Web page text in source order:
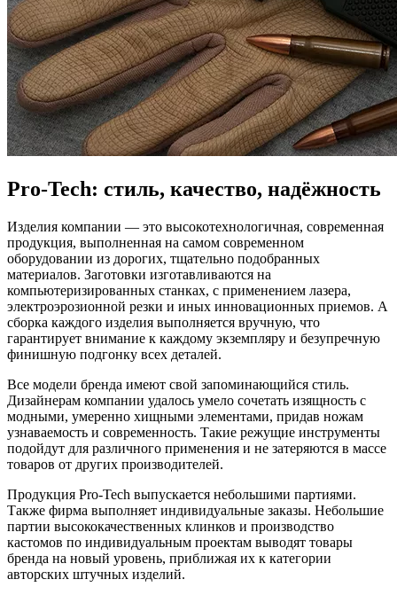
Pro-Tech: стиль, качество, надёжность
Изделия компании — это высокотехнологичная, современная
продукция, выполненная на самом современном
оборудовании из дорогих, тщательно подобранных
материалов. Заготовки изготавливаются на
компьютеризированных станках, с применением лазера,
электроэрозионной резки и иных инновационных приемов. А
сборка каждого изделия выполняется вручную, что
гарантирует внимание к каждому экземпляру и безупречную
финишную подгонку всех деталей.
Все модели бренда имеют свой запоминающийся стиль.
Дизайнерам компании удалось умело сочетать изящность с
модными, умеренно хищными элементами, придав ножам
узнаваемость и современность. Такие режущие инструменты
подойдут для различного применения и не затеряются в массе
товаров от других производителей.
Продукция Pro-Tech выпускается небольшими партиями.
Также фирма выполняет индивидуальные заказы. Небольшие
партии высококачественных клинков и производство
кастомов по индивидуальным проектам выводят товары
бренда на новый уровень, приближая их к категории
авторских штучных изделий.